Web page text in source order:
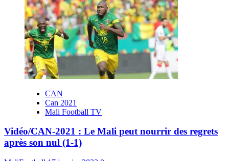
CAN
Can 2021
Mali Football TV
Vidéo/CAN-2021 : Le Mali peut nourrir des regrets
après son nul (1-1)